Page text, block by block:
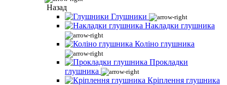
Назад
Глушники
Накладки глушника
Коліно глушника
Прокладки
глушника
Кріплення глушника